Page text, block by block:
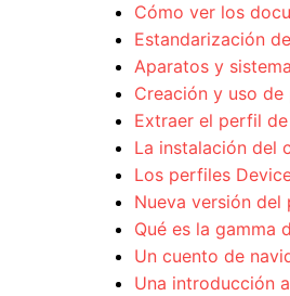
Cómo ver los
Estandarización
Aparatos y
Creación y uso
Extraer el perfil
La instalación del
Los perfiles
Nueva versión del
Qué es la gamma
Un cuento de
Una introducción